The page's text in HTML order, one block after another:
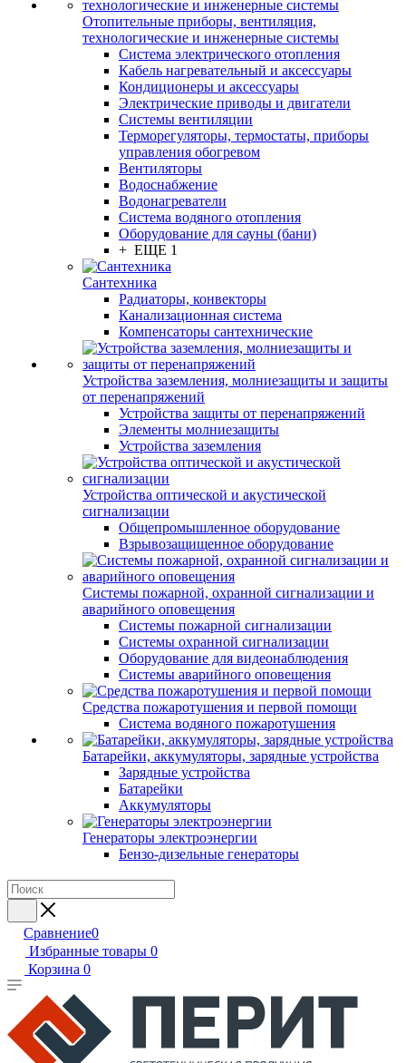
Отопительные приборы, вентиляция,
технологические и инженерные системы
Система электрического отопления
Кабель нагревательный и аксессуары
Кондиционеры и аксессуары
Электрические приводы и двигатели
Системы вентиляции
Терморегуляторы, термостаты, приборы
управления обогревом
Вентиляторы
Водоснабжение
Водонагреватели
Система водяного отопления
Оборудование для сауны (бани)
+ ЕЩЕ 1
Сантехника
Радиаторы, конвекторы
Канализационная система
Компенсаторы сантехнические
Устройства заземления, молниезащиты и защиты
от перенапряжений
Устройства защиты от перенапряжений
Элементы молниезащиты
Устройства заземления
Устройства оптической и акустической
сигнализации
Общепромышленное оборудование
Взрывозащищенное оборудование
Системы пожарной, охранной сигнализации и
аварийного оповещения
Системы пожарной сигнализации
Системы охранной сигнализации
Оборудование для видеонаблюдения
Системы аварийного оповещения
Средства пожаротушения и первой помощи
Система водяного пожаротушения
Батарейки, аккумуляторы, зарядные устройства
Зарядные устройства
Батарейки
Аккумуляторы
Генераторы электроэнергии
Бензо-дизельные генераторы
Сравнение0
Избранные товары 0
Корзина 0